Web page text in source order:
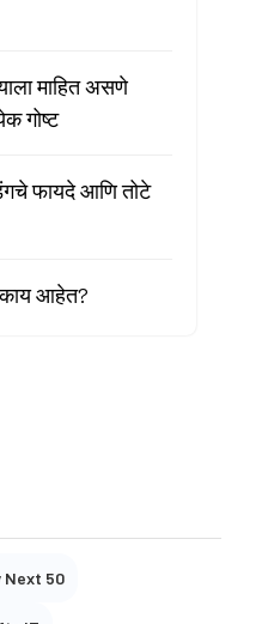
माहित असणे
गोष्ट
फायदे आणि तोटे
काय आहेत?
Next 50